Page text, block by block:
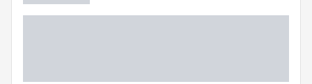
Colori aggiuntivi